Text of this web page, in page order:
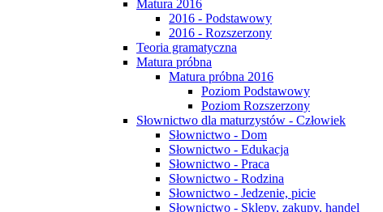
Matura 2016
2016 - Podstawowy
2016 - Rozszerzony
Teoria gramatyczna
Matura próbna
Matura próbna 2016
Poziom Podstawowy
Poziom Rozszerzony
Słownictwo dla maturzystów - Człowiek
Słownictwo - Dom
Słownictwo - Edukacja
Słownictwo - Praca
Słownictwo - Rodzina
Słownictwo - Jedzenie, picie
Słownictwo - Sklepy, zakupy, handel